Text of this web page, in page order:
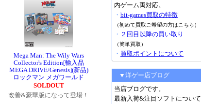
Mega Man: The Wily Wars
Collector's Edition[輸入品
MEGA DRIVE/Genesis](新品)
ロックマン メガワールド
SOLDOUT
改善&豪華版になって登場！
内ゲーム両対応。
・ bit-games買取の特徴
（初めて買取ご希望の方はこちら）
・ ２回目以降の買い取り
（簡単買取）
・ 買取ポイントについて
▼洋ゲー店ブログ
当店ブログです。
最新入荷&注目ソフトについて